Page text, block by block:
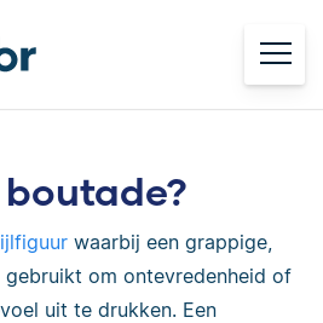
waarbij een grappige,
om ontevredenheid of
uit te drukken. Een